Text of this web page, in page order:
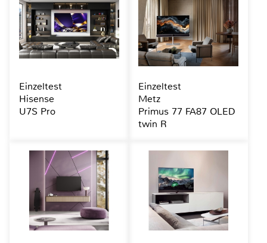
Einzeltest
Hisense
U7S Pro
Einzeltest
Metz
Primus 77 FA87 OLED
twin R